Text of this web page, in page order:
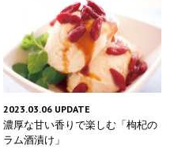
2023.03.06 UPDATE
濃厚な甘い香りで楽しむ「枸杞の
ラム酒漬け」